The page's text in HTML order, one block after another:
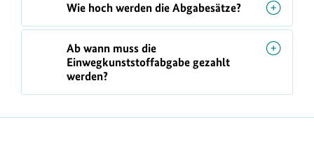
Wie hoch werden die Abgabesätze?
Ab wann muss die
Einwegkunststoffabgabe gezahlt
werden?